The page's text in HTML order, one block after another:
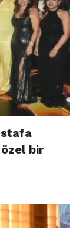
özel bir